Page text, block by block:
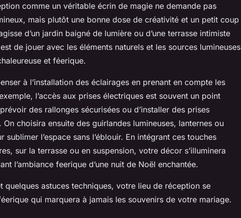
comme un véritable écrin de magie ne demande pas
mais plutôt une bonne dose de créativité et un petit coup
d’un jardin baigné de lumière ou d’une terrasse intimiste
de jouer avec les éléments naturels et les sources lumineuses
et féerique.
à l’installation des éclairages en prenant en compte les
l’accès aux prises électriques est souvent un point
des rallonges sécurisées ou d’installer des prises
choisira ensuite des guirlandes lumineuses, lanternes ou
l’espace sans l’éblouir. En intégrant ces touches
sur la terrasse ou en suspension, votre décor s’illuminera
l’ambiance feerique d’une nuit de Noël enchantée.
quelques astuces techniques, votre lieu de réception se
qui marquera à jamais les souvenirs de votre mariage.